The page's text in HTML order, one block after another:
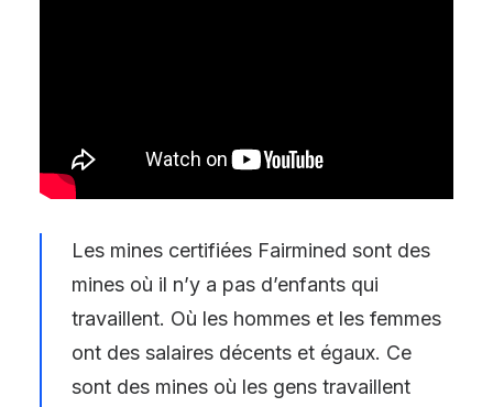
Les mines certifiées Fairmined sont des
mines où il n’y a pas d’enfants qui
travaillent. Où les hommes et les femmes
ont des salaires décents et égaux. Ce
sont des mines où les gens travaillent